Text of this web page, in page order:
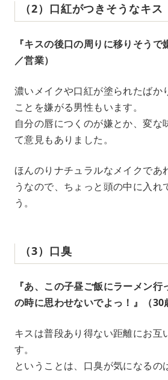
（2）口紅がつきそうなキス
『キスの後口の周りに移りそう
／営業）
濃いメイクや口紅が塗られたばか
ことを嫌がる男性もいます。
自分の唇につくのが嫌とか、変な
て意見もありました。
ほんのりナチュラルなメイクであ
うなので、ちょっと頭の中に入れ
う。
（3）口臭
『あ、この子昼ご飯にラーメン
の時に思わせないでよっ！』（30
キスは普段あり得ない距離にお互
す。
ということは、口臭が気になるの